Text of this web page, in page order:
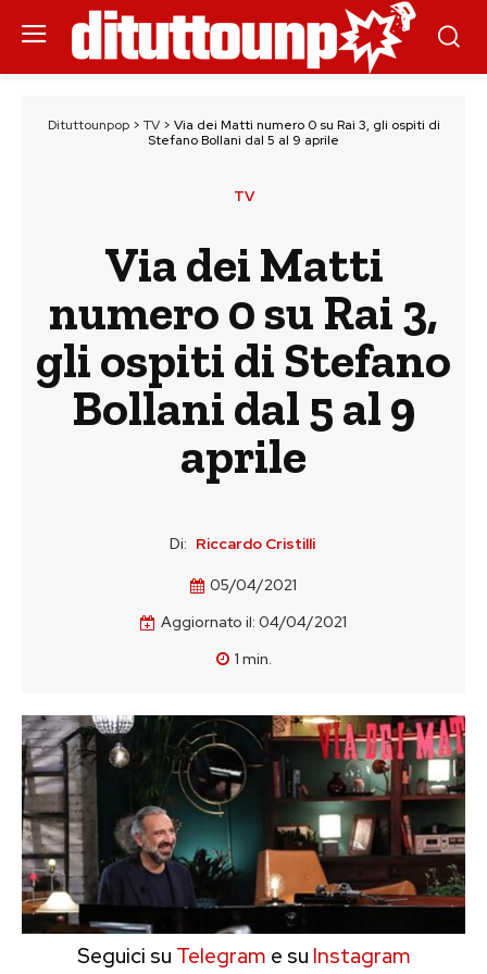
Dituttounpop> TV> Via dei Matti numero 0 su Rai 3, gli ospiti di
Stefano Bollani dal 5 al 9 aprile
TV
Via dei Matti
numero 0 su Rai 3,
gli ospiti di Stefano
Bollani dal 5 al 9
aprile
Di: Riccardo Cristilli
05/04/2021
Aggiornato il: 04/04/2021
1 min.
Seguici su Telegram e su Instagram